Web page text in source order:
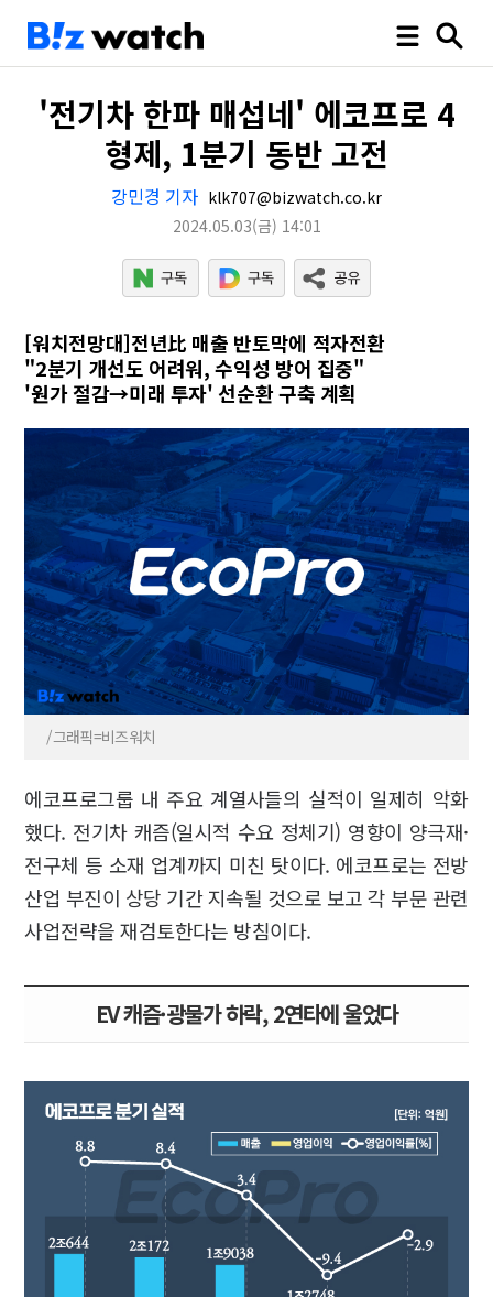
'전기차 한파 매섭네' 에코프로 4
형제, 1분기 동반 고전
강민경 기자 klk707@bizwatch.co.kr
2024.05.03(금) 14:01
[워치전망대]전년比 매출 반토막에 적자전환
"2분기 개선도 어려워, 수익성 방어 집중"
'원가 절감→미래 투자' 선순환 구축 계획
/그래픽=비즈워치
에코프로그룹 내 주요 계열사들의 실적이 일제히 악화
했다. 전기차 캐즘(일시적 수요 정체기) 영향이 양극재·
전구체 등 소재 업계까지 미친 탓이다. 에코프로는 전방
산업 부진이 상당 기간 지속될 것으로 보고 각 부문 관련
사업전략을 재검토한다는 방침이다.
EV 캐즘·광물가 하락, 2연타에 울었다